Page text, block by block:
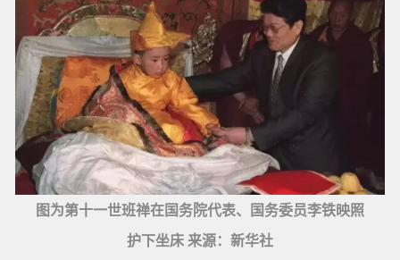
图为第十一世班禅在国务院代表、国务委员李铁映照
护下坐床 来源：新华社